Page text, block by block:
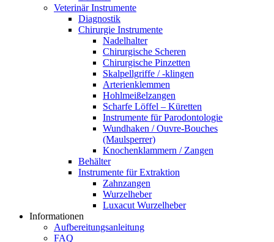
Veterinär Instrumente
Diagnostik
Chirurgie Instrumente
Nadelhalter
Chirurgische Scheren
Chirurgische Pinzetten
Skalpellgriffe / -klingen
Arterienklemmen
Hohlmeißelzangen
Scharfe Löffel – Küretten
Instrumente für Parodontologie
Wundhaken / Ouvre-Bouches
(Maulsperrer)
Knochenklammern / Zangen
Behälter
Instrumente für Extraktion
Zahnzangen
Wurzelheber
Luxacut Wurzelheber
Informationen
Aufbereitungsanleitung
FAQ